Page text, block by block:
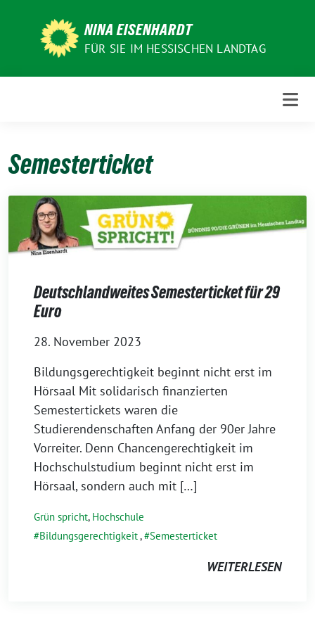
NINA EISENHARDT
FÜR SIE IM HESSISCHEN LANDTAG
Semesterticket
Deutschlandweites Semesterticket für 29
Euro
28. November 2023
Bildungsgerechtigkeit beginnt nicht erst im
Hörsaal Mit solidarisch finanzierten
Semestertickets waren die
Studierendenschaften Anfang der 90er Jahre
Vorreiter. Denn Chancengerechtigkeit im
Hochschulstudium beginnt nicht erst im
Hörsaal, sondern auch mit […]
Grün spricht, Hochschule
Bildungsgerechtigkeit, Semesterticket
WEITERLESEN